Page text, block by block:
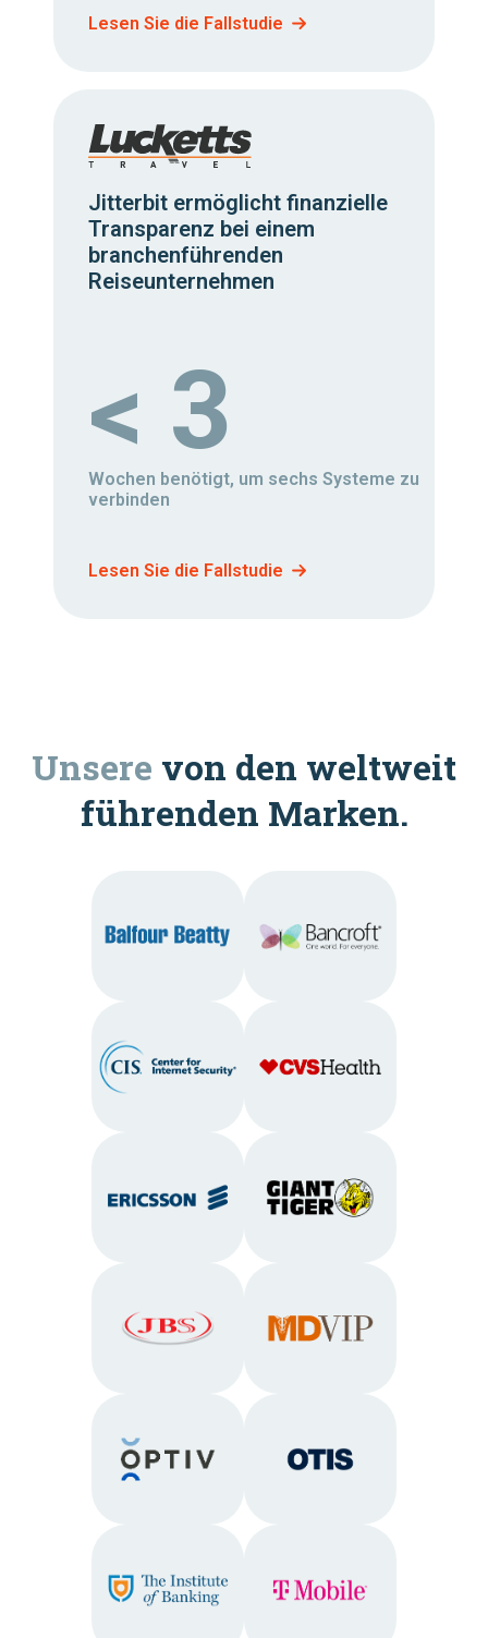
Lesen Sie die Fallstudie
Jitterbit ermöglicht finanzielle
Transparenz bei einem
branchenführenden
Reiseunternehmen
< 3
Wochen benötigt, um sechs Systeme zu
verbinden
Lesen Sie die Fallstudie
Unsere von den weltweit
führenden Marken.